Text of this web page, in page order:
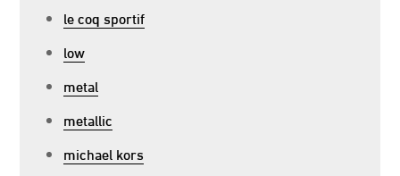
le coq sportif
low
metal
metallic
michael kors